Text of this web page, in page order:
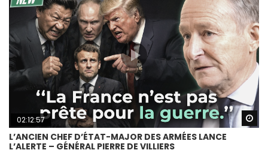
02:12:57
L’ANCIEN CHEF D’ÉTAT-MAJOR DES ARMÉES LANCE
L’ALERTE – GÉNÉRAL PIERRE DE VILLIERS